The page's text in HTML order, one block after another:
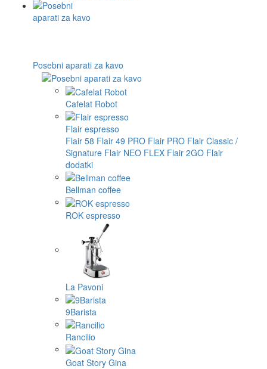
Posebni aparati za kavo
Cafelat Robot
Flair espresso
Flair 58 Flair 49 PRO Flair PRO Flair Classic /
Signature Flair NEO FLEX Flair 2GO Flair
dodatki
Bellman coffee
ROK espresso
La Pavoni
9Barista
Rancilio
Goat Story Gina